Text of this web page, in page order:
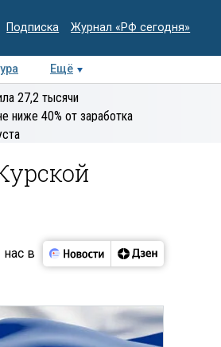
Подписка Журнал «РФ сегодня»
Ещё
Колумнисты
экспертиза
27,2 тысячи
ниже 40% от заработка
нас в